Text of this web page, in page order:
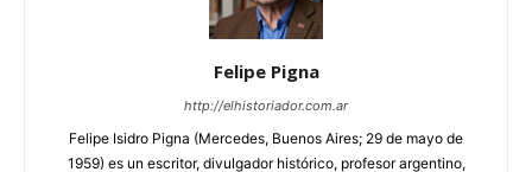
Felipe Pigna
http://elhistoriador.com.ar
Felipe Isidro Pigna (Mercedes, Buenos Aires; 29 de mayo de
1959) es un escritor, divulgador histórico, profesor argentino,